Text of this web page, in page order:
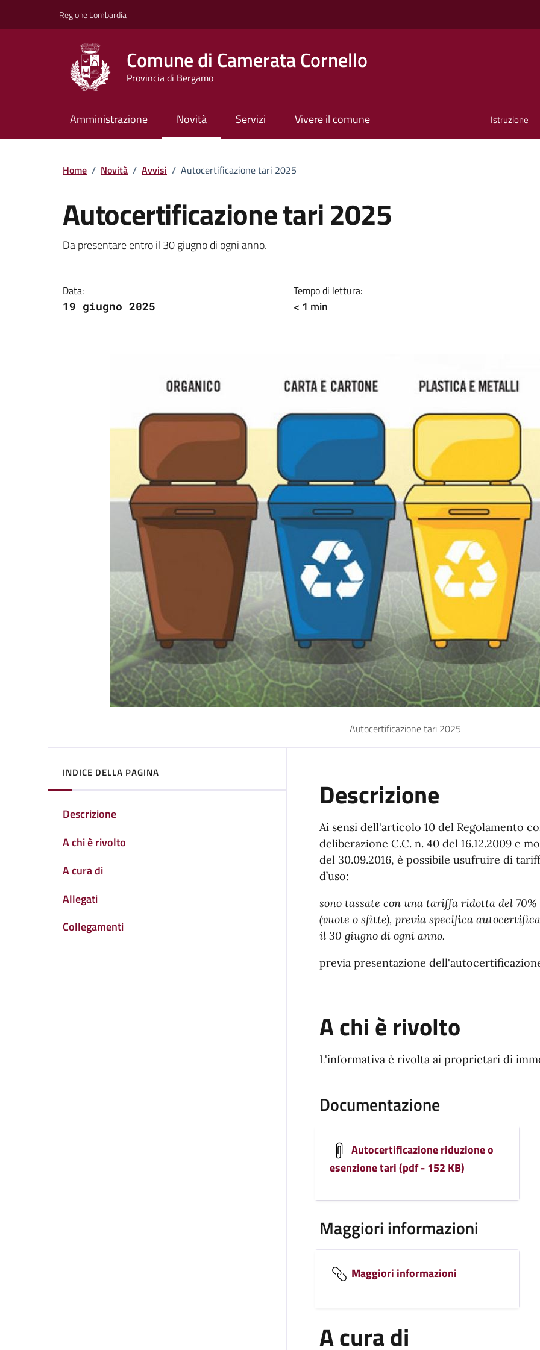
Regione Lombardia
Comune di Camerata Cornello
Provincia di Bergamo
Amministrazione Novità Servizi Vivere il comune Istruzione
Home / Novità / Avvisi / Autocertificazione tari 2025
Autocertificazione tari 2025
Dettagli della notizia
Da presentare entro il 30 giugno di ogni anno.
Data:
19 giugno 2025
Tempo di lettura:
< 1 min
Autocertificazione tari 2025
INDICE DELLA PAGINA
Descrizione
A chi è rivolto
A cura di
Allegati
Collegamenti
Descrizione
Ai sensi dell'articolo 10 del Regolamento
deliberazione C.C. n. 40 del 16.12.2009 e
del 30.09.2016, è possibile usufruire di
d’uso:
sono tassate con una tariffa ridotta del
(vuote o sfitte), previa specifica
il 30 giugno di ogni anno.
previa presentazione
A chi è rivolto
L'informativa è rivolta ai proprietari di
Documentazione
Autocertificazione riduzione o
esenzione tari (pdf - 152 KB)
Maggiori informazioni
Maggiori informazioni
A cura di